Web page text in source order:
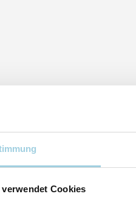
verwendet Cookies